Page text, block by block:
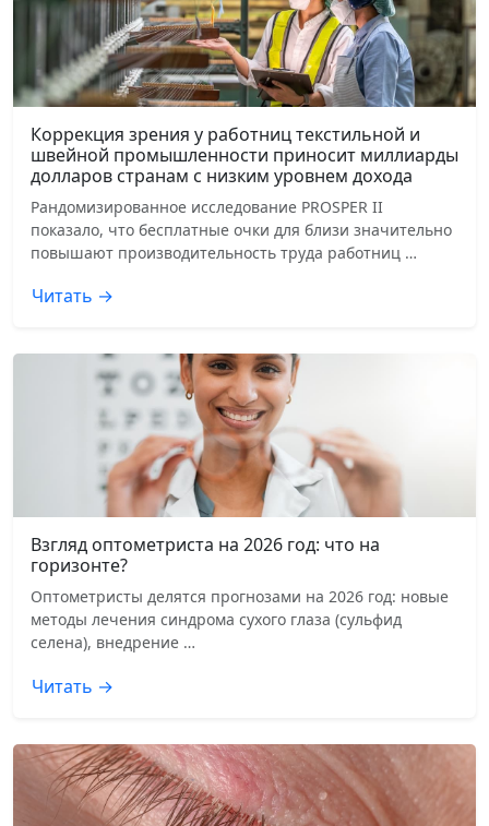
Коррекция зрения у работниц текстильной и
швейной промышленности приносит миллиарды
долларов странам с низким уровнем дохода
Рандомизированное исследование PROSPER II
показало, что бесплатные очки для близи значительно
повышают производительность труда работниц …
Читать →
Взгляд оптометриста на 2026 год: что на
горизонте?
Оптометристы делятся прогнозами на 2026 год: новые
методы лечения синдрома сухого глаза (сульфид
селена), внедрение …
Читать →